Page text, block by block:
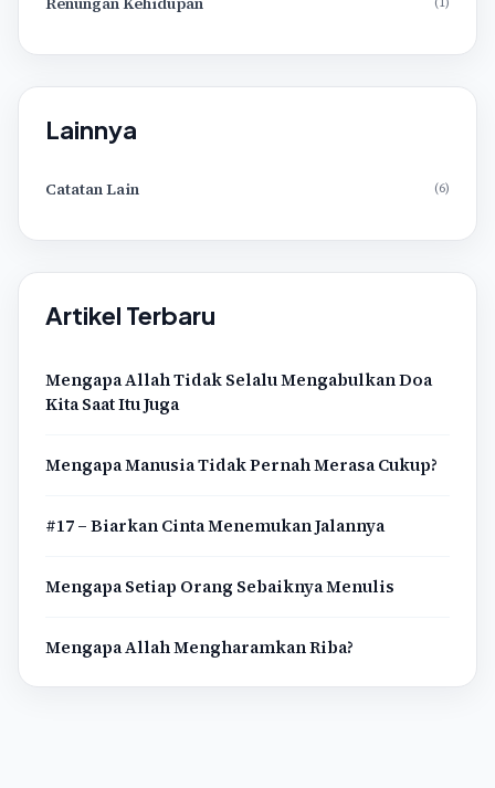
Lainnya
Catatan Lain (6)
Artikel Terbaru
Mengapa Allah Tidak Selalu Mengabulkan Doa
Kita Saat Itu Juga
Mengapa Manusia Tidak Pernah Merasa Cukup?
#17 – Biarkan Cinta Menemukan Jalannya
Mengapa Setiap Orang Sebaiknya Menulis
Mengapa Allah Mengharamkan Riba?